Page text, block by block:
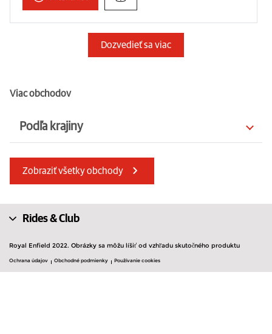
Dozvedieť sa viac
Viac obchodov
Podľa krajiny
Poľsko
Srbsko
Dánsko
Chorvátsko
Holandsko
Francúzsko
Zobraziť všetky obchody
Rides & Club
Royal Enfield 2022. Obrázky sa môžu líšiť od vzhľadu skutočného produktu
Ochrana údajov Obchodné podmienky Používanie cookies